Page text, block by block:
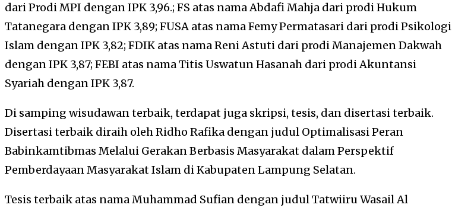
dari Prodi MPI dengan IPK 3,96.; FS atas nama Abdafi Mahja dari prodi Hukum
Tatanegara dengan IPK 3,89; FUSA atas nama Femy Permatasari dari prodi Psikologi
Islam dengan IPK 3,82; FDIK atas nama Reni Astuti dari prodi Manajemen Dakwah
dengan IPK 3,87; FEBI atas nama Titis Uswatun Hasanah dari prodi Akuntansi
Syariah dengan IPK 3,87.
Di samping wisudawan terbaik, terdapat juga skripsi, tesis, dan disertasi terbaik.
Disertasi terbaik diraih oleh Ridho Rafika dengan judul Optimalisasi Peran
Babinkamtibmas Melalui Gerakan Berbasis Masyarakat dalam Perspektif
Pemberdayaan Masyarakat Islam di Kabupaten Lampung Selatan.
Tesis terbaik atas nama Muhammad Sufian dengan judul Tatwiiru Wasail Al